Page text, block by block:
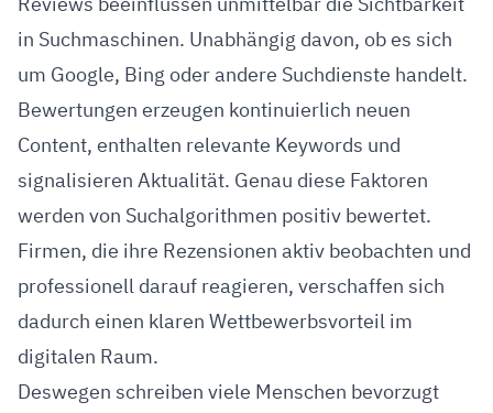
in Suchmaschinen. Unabhängig davon, ob es sich
um Google, Bing oder andere Suchdienste handelt.
Bewertungen erzeugen kontinuierlich neuen
Content, enthalten relevante Keywords und
signalisieren Aktualität. Genau diese Faktoren
werden von Suchalgorithmen positiv bewertet.
Firmen, die ihre Rezensionen aktiv beobachten und
professionell darauf reagieren, verschaffen sich
dadurch einen klaren Wettbewerbsvorteil im
digitalen Raum.
Deswegen schreiben viele Menschen bevorzugt